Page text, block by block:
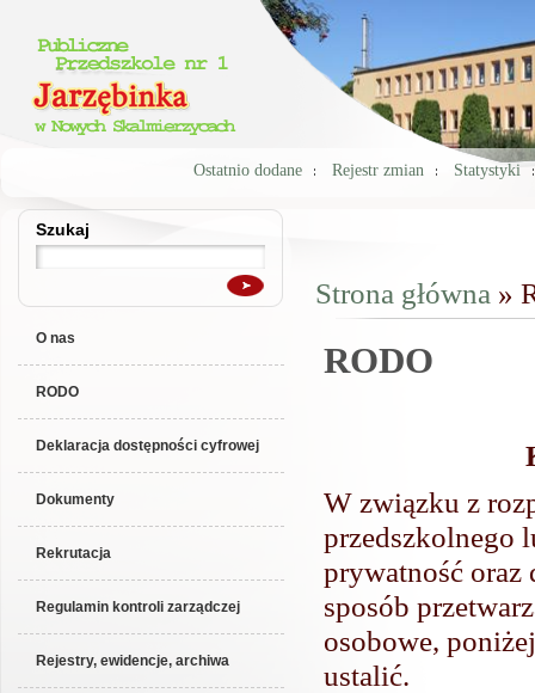
Ostatnio dodane Rejestr zmian Statystyki
Szukaj
Szukaj
O nas
RODO
Deklaracja dostępności cyfrowej
Dokumenty
Rekrutacja
Regulamin kontroli zarządczej
Rejestry, ewidencje, archiwa
Jesteś tutaj
Strona główna »
RODO
W związku z
przedszkolnego
prywatność
sposób
osobowe,
ustalić.